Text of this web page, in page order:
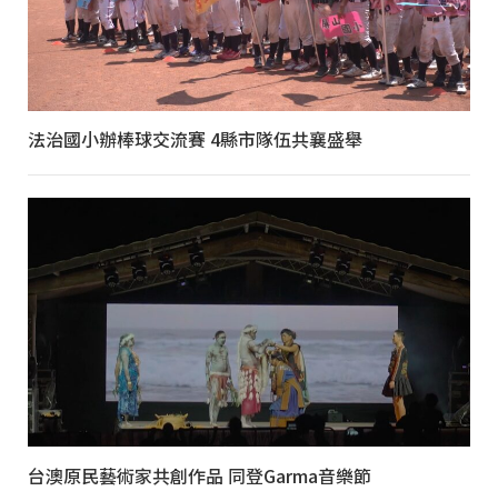
法治國小辦棒球交流賽 4縣市隊伍共襄盛舉
台澳原民藝術家共創作品 同登Garma音樂節